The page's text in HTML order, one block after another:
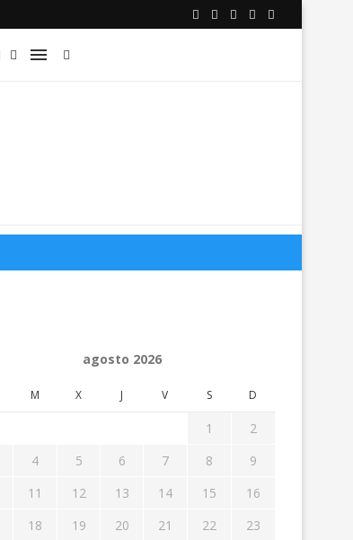
agosto 2026
M X J V S D
1
2
4 5 6 7 8
9
11 12 13 14 15
16
18 19 20 21 22
23